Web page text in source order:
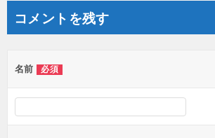
コメントを残す
名前 必須